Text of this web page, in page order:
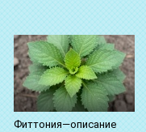
Фиттония—описание